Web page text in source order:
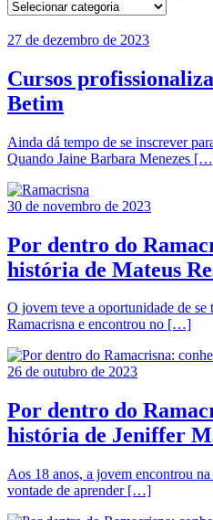
27 de dezembro de 2023
Cursos
Betim
Ainda dá tempo de se inscrever
Quando Jaine Barbara Menezes
30 de novembro de 2023
Por dentro do
história de Mateus
O jovem teve a oportunidade de se
Ramacrisna e encontrou no […]
26 de outubro de 2023
Por dentro do
história de Jeniffer
Aos 18 anos, a jovem encontrou
vontade de aprender […]